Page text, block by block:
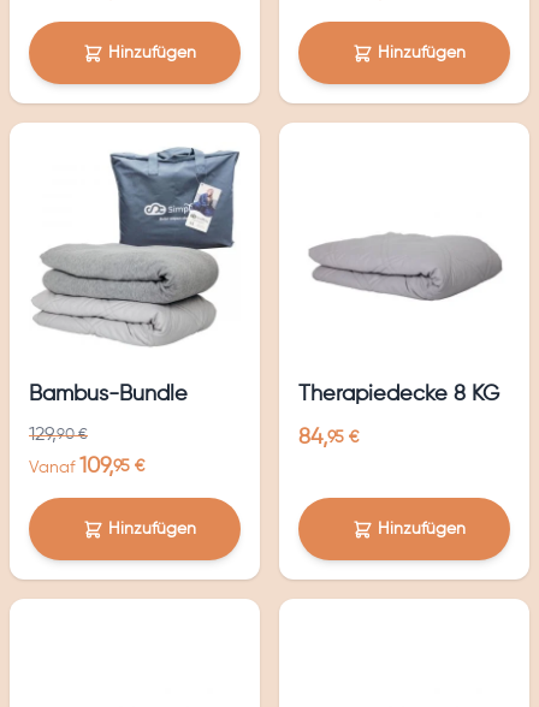
Hinzufügen Hinzufügen
Bambus-Bundle
129,90 €
Vanaf 109,95 €
Hinzufügen
Therapiedecke 8 KG
84,95 €
Hinzufügen